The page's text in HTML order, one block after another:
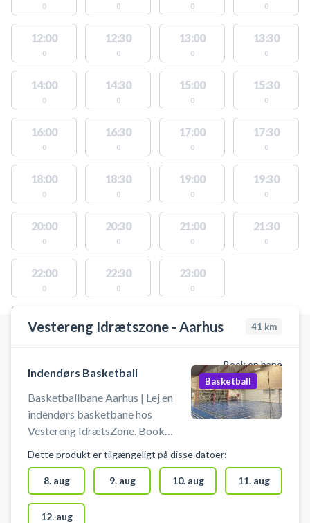
0 0 0 0
12:00
0
12:30
0
13:00
0
13:30
0
14:00
0
14:30
0
15:00
0
15:30
0
16:00
0
16:30
0
17:00
0
17:30
0
18:00
0
18:30
0
19:00
0
19:30
0
20:00
0
20:30
0
21:00
0
21:30
0
22:00
0
22:30
0
23:00
0
STEDER MED LEDIGE AKTIVITETER
Vestereng Idrætszone - Aarhus 41 km
Book en bane
Indendørs Basketball
Basketballbane Aarhus | Lej en
indendørs basketbane hos
Vestereng IdrætsZone. Book
i Aarhus på en indendørsbane hos
Vestereng IdrætsZone. Tiderne
for booking af basketballbanen er
60 min. ad gangen. Medbring egen
Basketball
Dette produkt er tilgængeligt på disse datoer:
8. aug 9. aug 10. aug 11. aug
12. aug